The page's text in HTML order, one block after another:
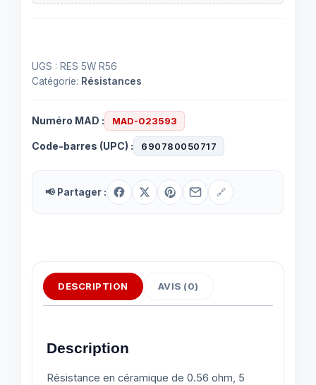
UGS : RES 5W R56
Catégorie: Résistances
Numéro MAD : MAD-023593
Code-barres (UPC) : 690780050717
📢 Partager : 🔗
DESCRIPTION AVIS (0)
Description
Résistance en céramique de 0.56 ohm, 5